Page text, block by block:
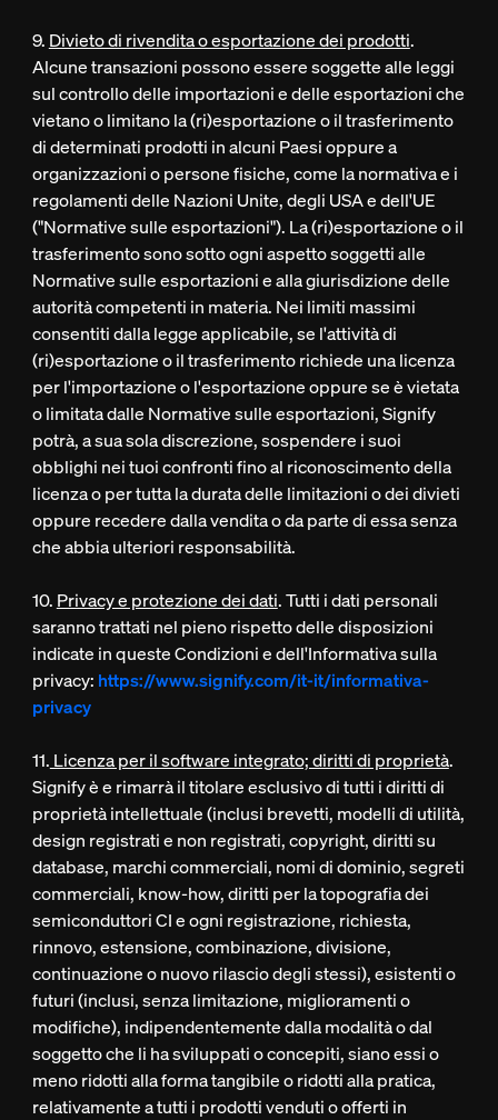
9. Divieto di rivendita o esportazione dei prodotti.
Alcune transazioni possono essere soggette alle leggi
sul controllo delle importazioni e delle esportazioni che
vietano o limitano la (ri)esportazione o il trasferimento
di determinati prodotti in alcuni Paesi oppure a
organizzazioni o persone fisiche, come la normativa e i
regolamenti delle Nazioni Unite, degli USA e dell'UE
("Normative sulle esportazioni"). La (ri)esportazione o il
trasferimento sono sotto ogni aspetto soggetti alle
Normative sulle esportazioni e alla giurisdizione delle
autorità competenti in materia. Nei limiti massimi
consentiti dalla legge applicabile, se l'attività di
(ri)esportazione o il trasferimento richiede una licenza
per l'importazione o l'esportazione oppure se è vietata
o limitata dalle Normative sulle esportazioni, Signify
potrà, a sua sola discrezione, sospendere i suoi
obblighi nei tuoi confronti fino al riconoscimento della
licenza o per tutta la durata delle limitazioni o dei divieti
oppure recedere dalla vendita o da parte di essa senza
che abbia ulteriori responsabilità.
10. Privacy e protezione dei dati. Tutti i dati personali
saranno trattati nel pieno rispetto delle disposizioni
indicate in queste Condizioni e dell'Informativa sulla
privacy: https://www.signify.com/it-it/informativa-
privacy
11. Licenza per il software integrato; diritti di proprietà.
Signify è e rimarrà il titolare esclusivo di tutti i diritti di
proprietà intellettuale (inclusi brevetti, modelli di utilità,
design registrati e non registrati, copyright, diritti su
database, marchi commerciali, nomi di dominio, segreti
commerciali, know-how, diritti per la topografia dei
semiconduttori CI e ogni registrazione, richiesta,
rinnovo, estensione, combinazione, divisione,
continuazione o nuovo rilascio degli stessi), esistenti o
futuri (inclusi, senza limitazione, miglioramenti o
modifiche), indipendentemente dalla modalità o dal
soggetto che li ha sviluppati o concepiti, siano essi o
meno ridotti alla forma tangibile o ridotti alla pratica,
relativamente a tutti i prodotti venduti o offerti in